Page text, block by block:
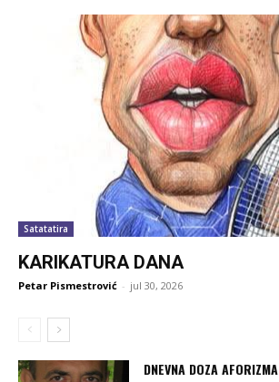
Satatatira
KARIKATURA DANA
Petar Pismestrović - jul 30, 2026
DNEVNA DOZA AFORIZMA